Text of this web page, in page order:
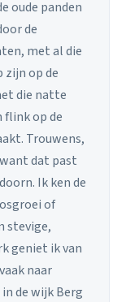
oude panden
de
met al die
zijn op de
die natte
op de
Trouwens,
dat past
Ik ken de
of
stevige,
geniet ik van
naar
de wijk Berg